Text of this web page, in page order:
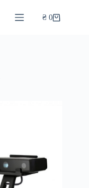
Кошик
₴ 0